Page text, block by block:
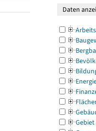
Gebiet